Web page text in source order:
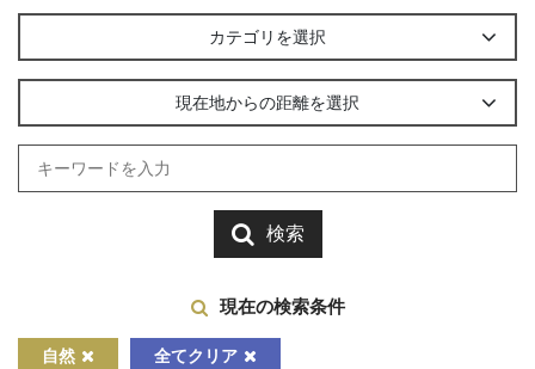
カテゴリを選択
現在地からの距離を選択
検索
現在の検索条件
自然 全てクリア